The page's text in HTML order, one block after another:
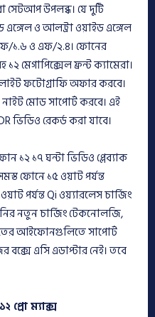
সেটআপ উপলব্ধ। যে দুটি
এঙ্গেল ও আলট্রা ওয়াইড এঙ্গেল
এফ/১.৬ ও এফ/২.৪। ফোনের
মেগাপিক্সেল ফ্রন্ট ক্যামেরা।
ফটোগ্রাফি অফার করবে।
মোড সাপোর্ট করবে। এই
ভিডিও রেকর্ড করা যাবে।
১৭ ঘন্টা ভিডিও প্লেব্যাক
ফোনে ১৫ ওয়াট পর্যন্ত
পর্যন্ত Qi ওয়্যারলেস চার্জিং
নতুন চার্জিং টেকনোলজি,
আইফোনগুলিতে সাপোর্ট
এসি এডাপ্টার নেই। তবে
ম্যাক্স